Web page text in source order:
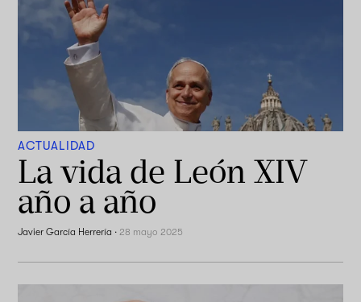
ACTUALIDAD
La vida de León XIV
año a año
Javier García Herrería ·28 mayo 2025